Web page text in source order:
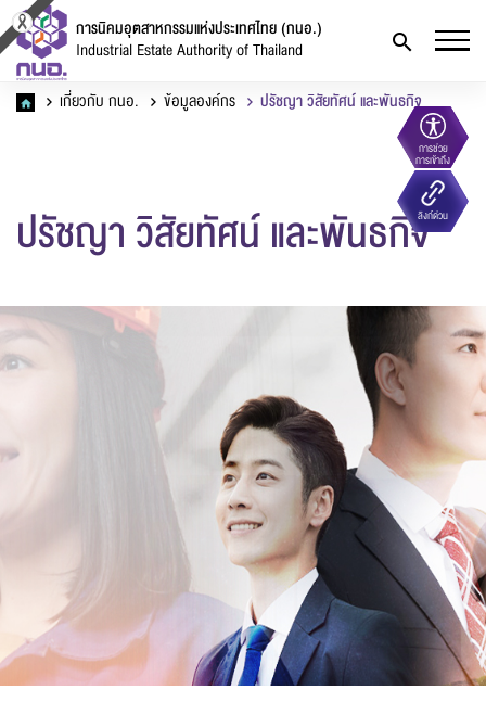
การนิคมอุตสาหกรรมแห่งประเทศไทย (กนอ.)
Industrial Estate Authority of Thailand
การช่วย
การเข้าถึง
ลิงก์ด่วน
เกี่ยวกับ กนอ. ข้อมูลองค์กร ปรัชญา วิสัยทัศน์ และพันธกิจ
ปรัชญา วิสัยทัศน์ และพันธกิจ